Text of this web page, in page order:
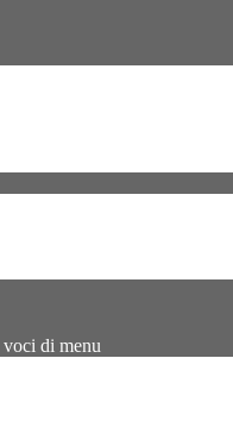
voci di menu